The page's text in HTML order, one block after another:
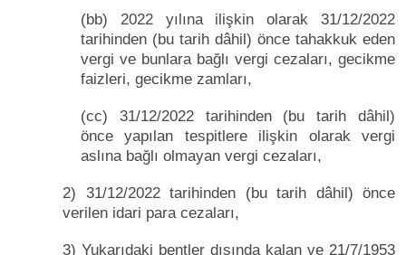
(bb) 2022 yılına ilişkin olarak 31/12/2022
tarihinden (bu tarih dâhil) önce tahakkuk eden
vergi ve bunlara bağlı vergi cezaları, gecikme
faizleri, gecikme zamları,
(cc) 31/12/2022 tarihinden (bu tarih dâhil)
önce yapılan tespitlere ilişkin olarak vergi
aslına bağlı olmayan vergi cezaları,
2) 31/12/2022 tarihinden (bu tarih dâhil) önce
verilen idari para cezaları,
3) Yukarıdaki bentler dışında kalan ve 21/7/1953